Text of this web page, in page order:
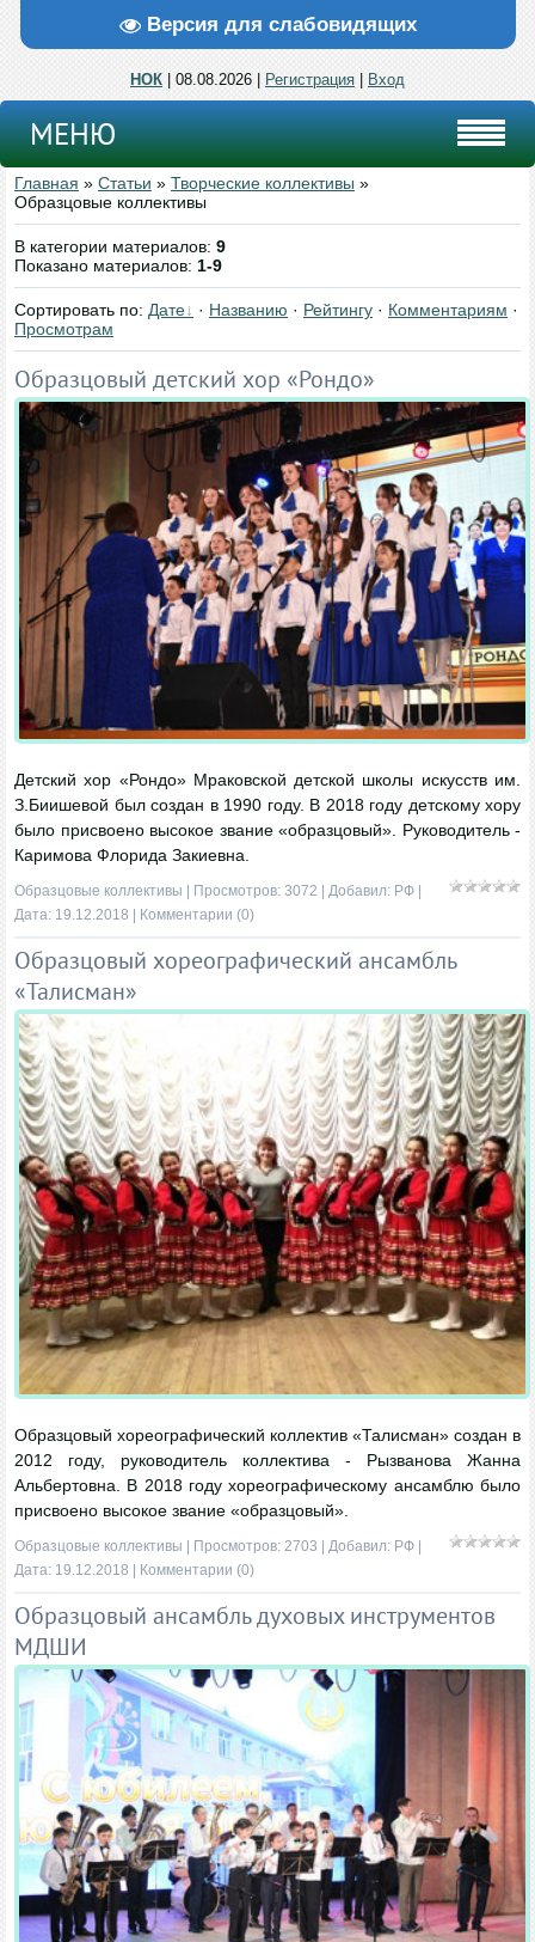
Версия для слабовидящих
НОК | 08.08.2026 | Регистрация Вход
МЕНЮ
Главная » Статьи » Творческие коллективы »
Образцовые коллективы
В категории материалов: 9
Показано материалов: 1-9
Сортировать по: Дате · Названию · Рейтингу · Комментариям ·
Просмотрам
Образцовый детский хор «Рондо»
Детский хор «Рондо» Мраковской детской школы искусств им.
З.Биишевой был создан в 1990 году. В 2018 году детскому хору
было присвоено высокое звание «образцовый». Руководитель -
Каримова Флорида Закиевна.
Образцовые коллективы | Просмотров: 3072 | Добавил: РФ
Дата: 19.12.2018 Комментарии (0)
Образцовый хореографический ансамбль
«Талисман»
Образцовый хореографический коллектив «Талисман» создан в
2012 году, руководитель коллектива - Рызванова Жанна
Альбертовна. В 2018 году хореографическому ансамблю было
присвоено высокое звание «образцовый».
Образцовые коллективы | Просмотров: 2703 | Добавил: РФ
Дата: 19.12.2018 Комментарии (0)
Образцовый ансамбль духовых инструментов
МДШИ